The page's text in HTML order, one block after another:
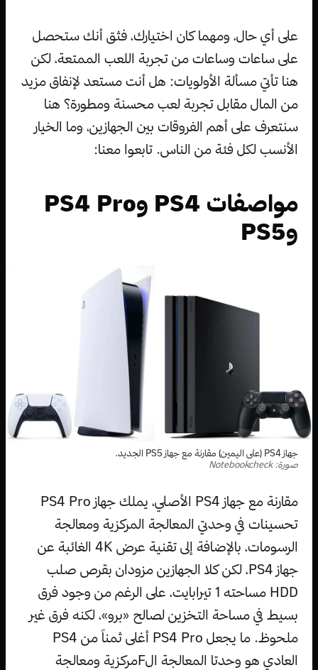
على أي حال، ومهما كان اختيارك، فثق أنك ستحصل
على ساعات وساعات من تجربة اللعب الممتعة، لكن
هنا تأتي مسألة الأولويات: هل أنت مستعد لإنفاق مزيد
من المال مقابل تجربة لعب محسنة ومطورة؟ هنا
سنتعرف على أهم الفروقات بين الجهازين، وما الخيار
الأنسب لكل فئة من الناس. تابعوا معنا:
مواصفات PS4 وPS4 Pro
وPS5
جهاز PS4 (على اليمين) مقارنة مع جهاز PS5 الجديد.
صورة: Notebookcheck
مقارنة مع جهاز PS4 الأصلي، يملك جهاز PS4 Pro
تحسينات في وحدتي المعالجة المركزية ومعالجة
الرسومات، بالإضافة إلى تقنية عرض 4K الغائبة عن
جهاز PS4، لكن كلا الجهازين مزودان بقرص صلب
HDD مساحته 1 تيرابايت، على الرغم من وجود فرق
بسيط في مساحة التخزين لصالح «برو»، لكنه فرق غير
ملحوظ. ما يجعل PS4 Pro أغلى ثمناً من PS4
العادي هو وحدتا المعالجة الFمركزية ومعالجة